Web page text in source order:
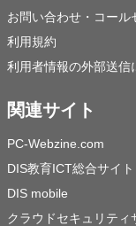
お問い合わせ・コール
利用規約
利用者情報の外部送信
関連サイト
PC-Webzine.com
DIS教育ICT総合サイト
DIS mobile
クラウドセキュリテ